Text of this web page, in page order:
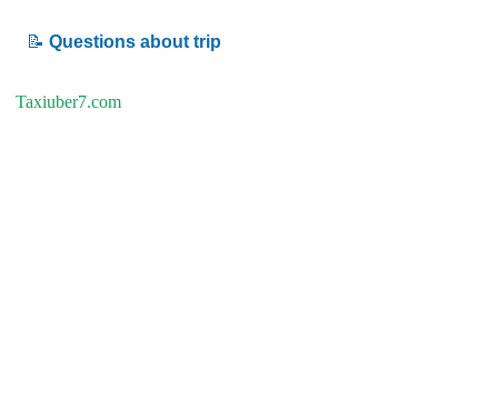
📝 Questions about trip
Taxiuber7.com